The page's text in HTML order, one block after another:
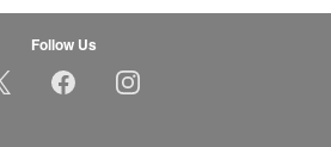
Follow Us